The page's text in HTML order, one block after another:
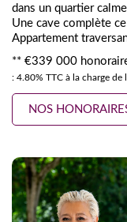
dans un quartier
Une cave complète
Appartement
** €339 000
: 4.80% TTC à la charge de
NOS